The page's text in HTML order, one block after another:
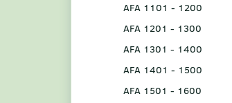
AFA 1101 - 1200
AFA 1201 - 1300
AFA 1301 - 1400
AFA 1401 - 1500
AFA 1501 - 1600